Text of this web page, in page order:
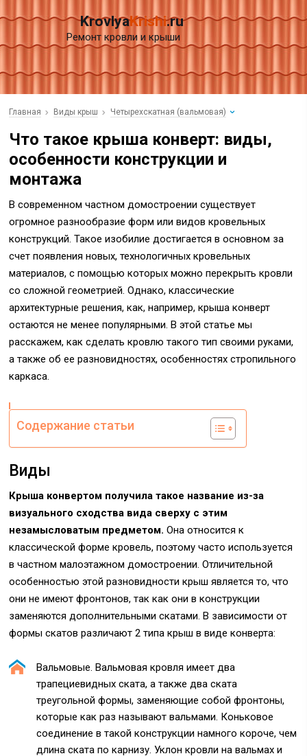
KrovlyaKrishi.ru
Ремонт кровли и крыши
Главная Виды крыш Четырехскатная (вальмовая)
Что такое крыша конверт: виды,
особенности конструкции и
монтажа
В современном частном домостроении существует
огромное разнообразие форм или видов кровельных
конструкций. Такое изобилие достигается в основном за
счет появления новых, технологичных кровельных
материалов, с помощью которых можно перекрыть кровли
со сложной геометрией. Однако, классические
архитектурные решения, как, например, крыша конверт
остаются не менее популярными. В этой статье мы
расскажем, как сделать кровлю такого тип своими руками,
а также об ее разновидностях, особенностях стропильного
каркаса.
Содержание статьи
Виды
Крыша конвертом получила такое название из-за
визуального сходства вида сверху с этим
незамысловатым предметом. Она относится к
классической форме кровель, поэтому часто используется
в частном малоэтажном домостроении. Отличительной
особенностью этой разновидности крыш является то, что
они не имеют фронтонов, так как они в конструкции
заменяются дополнительными скатами. В зависимости от
формы скатов различают 2 типа крыш в виде конверта:
Вальмовые. Вальмовая кровля имеет два
трапециевидных ската, а также два ската
треугольной формы, заменяющие собой фронтоны,
которые как раз называют вальмами. Коньковое
соединение в такой конструкции намного короче, чем
длина ската по карнизу. Уклон кровли на вальмах и